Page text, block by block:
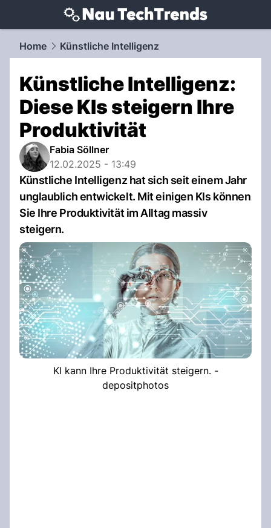
techtrends.NAU.ch
Home Künstliche Intelligenz
Künstliche Intelligenz:
Diese KIs steigern Ihre
Produktivität
Fabia Söllner
12.02.2025 - 13:49
Künstliche Intelligenz hat sich seit einem Jahr
unglaublich entwickelt. Mit einigen KIs können
Sie Ihre Produktivität im Alltag massiv
steigern.
KI kann Ihre Produktivität steigern. -
depositphotos